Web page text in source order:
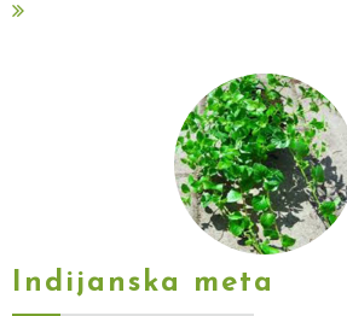
Indijanska meta